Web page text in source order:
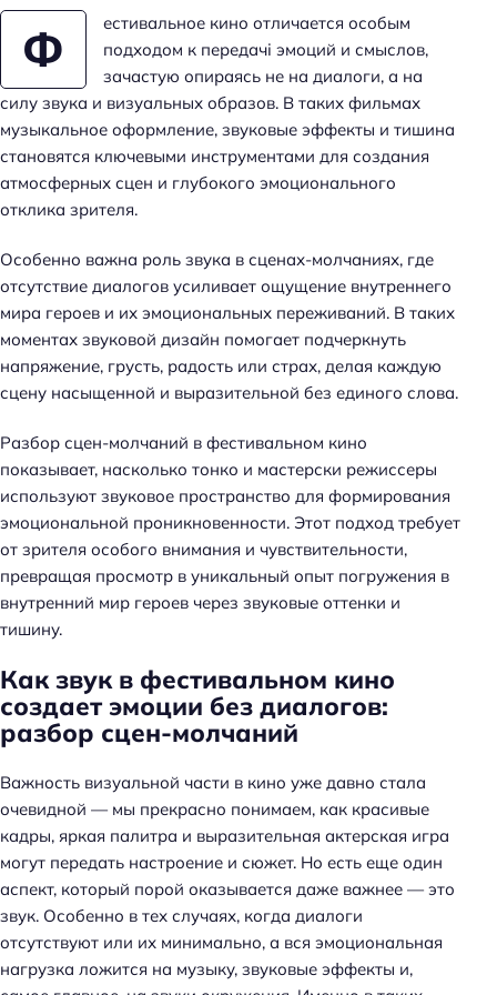
Ф
естивальное кино отличается особым
подходом к передачі эмоций и смыслов,
зачастую опираясь не на диалоги, а на
силу звука и визуальных образов. В таких фильмах
музыкальное оформление, звуковые эффекты и тишина
становятся ключевыми инструментами для создания
атмосферных сцен и глубокого эмоционального
отклика зрителя.
Особенно важна роль звука в сценах-молчаниях, где
отсутствие диалогов усиливает ощущение внутреннего
мира героев и их эмоциональных переживаний. В таких
моментах звуковой дизайн помогает подчеркнуть
напряжение, грусть, радость или страх, делая каждую
сцену насыщенной и выразительной без единого слова.
Разбор сцен-молчаний в фестивальном кино
показывает, насколько тонко и мастерски режиссеры
используют звуковое пространство для формирования
эмоциональной проникновенности. Этот подход требует
от зрителя особого внимания и чувствительности,
превращая просмотр в уникальный опыт погружения в
внутренний мир героев через звуковые оттенки и
тишину.
Как звук в фестивальном кино
создает эмоции без диалогов:
разбор сцен-молчаний
Важность визуальной части в кино уже давно стала
очевидной — мы прекрасно понимаем, как красивые
кадры, яркая палитра и выразительная актерская игра
могут передать настроение и сюжет. Но есть еще один
аспект, который порой оказывается даже важнее — это
звук. Особенно в тех случаях, когда диалоги
отсутствуют или их минимально, а вся эмоциональная
нагрузка ложится на музыку, звуковые эффекты и,